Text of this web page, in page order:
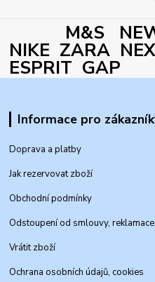
M&S
NIKE ZARA
ESPRIT GAP
Informace pro
Doprava a platby
Jak rezervovat zboží
Obchodní podmínky
Odstoupení od smlouvy, reklamace
Vrátit zboží
Ochrana osobních údajů, cookies